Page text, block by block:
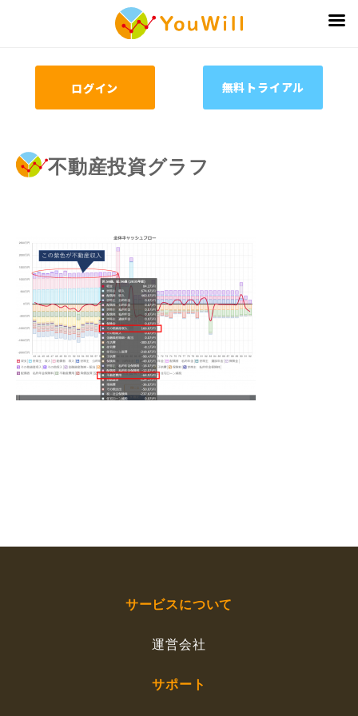
ログイン 無料トライアル
不動産投資グラフ
サービスについて
運営会社
サポート